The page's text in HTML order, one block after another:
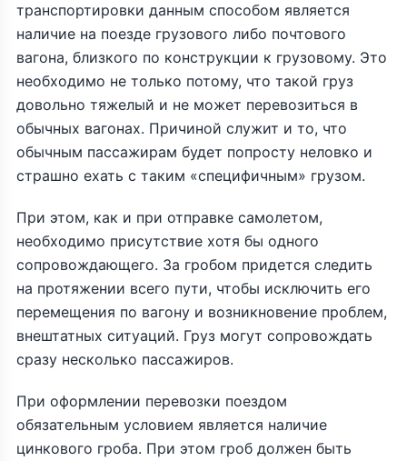
транспортировки данным способом является
наличие на поезде грузового либо почтового
вагона, близкого по конструкции к грузовому. Это
необходимо не только потому, что такой груз
довольно тяжелый и не может перевозиться в
обычных вагонах. Причиной служит и то, что
обычным пассажирам будет попросту неловко и
страшно ехать с таким «специфичным» грузом.
При этом, как и при отправке самолетом,
необходимо присутствие хотя бы одного
сопровождающего. За гробом придется следить
на протяжении всего пути, чтобы исключить его
перемещения по вагону и возникновение проблем,
внештатных ситуаций. Груз могут сопровождать
сразу несколько пассажиров.
При оформлении перевозки поездом
обязательным условием является наличие
цинкового гроба. При этом гроб должен быть